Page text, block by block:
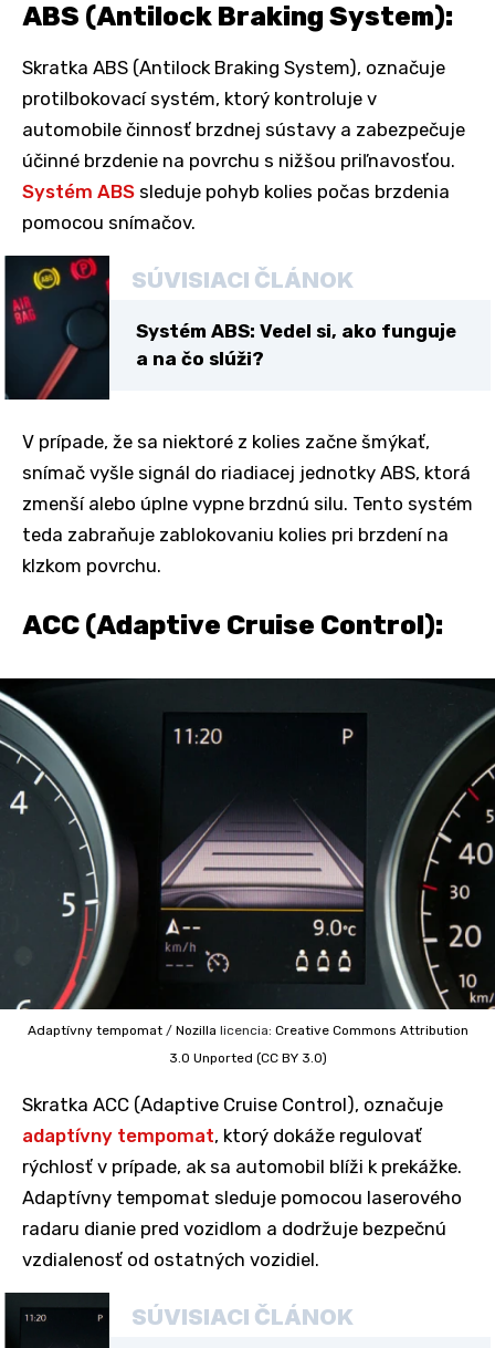
ABS (Antilock Braking System):
Skratka ABS (Antilock Braking System), označuje
protilbokovací systém, ktorý kontroluje v
automobile činnosť brzdnej sústavy a zabezpečuje
účinné brzdenie na povrchu s nižšou priľnavosťou.
Systém ABS sleduje pohyb kolies počas brzdenia
pomocou snímačov.
SÚVISIACI ČLÁNOK
Systém ABS: Vedel si, ako funguje
a na čo slúži?
V prípade, že sa niektoré z kolies začne šmýkať,
snímač vyšle signál do riadiacej jednotky ABS, ktorá
zmenší alebo úplne vypne brzdnú silu. Tento systém
teda zabraňuje zablokovaniu kolies pri brzdení na
klzkom povrchu.
ACC (Adaptive Cruise Control):
Adaptívny tempomat / Nozilla licencia: Creative Commons Attribution
3.0 Unported (CC BY 3.0)
Skratka ACC (Adaptive Cruise Control), označuje
adaptívny tempomat, ktorý dokáže regulovať
rýchlosť v prípade, ak sa automobil blíži k prekážke.
Adaptívny tempomat sleduje pomocou laserového
radaru dianie pred vozidlom a dodržuje bezpečnú
vzdialenosť od ostatných vozidiel.
SÚVISIACI ČLÁNOK